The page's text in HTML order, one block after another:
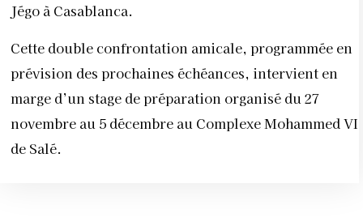
Jégo à Casablanca.
Cette double confrontation amicale, programmée en
prévision des prochaines échéances, intervient en
marge d’un stage de préparation organisé du 27
novembre au 5 décembre au Complexe Mohammed VI
de Salé.